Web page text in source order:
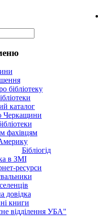
бібліотеку
каталог
Черкащини
фахівцям
Бібліогід
в ЗМІ
ресурси
довідка
книги
відділення УБА"